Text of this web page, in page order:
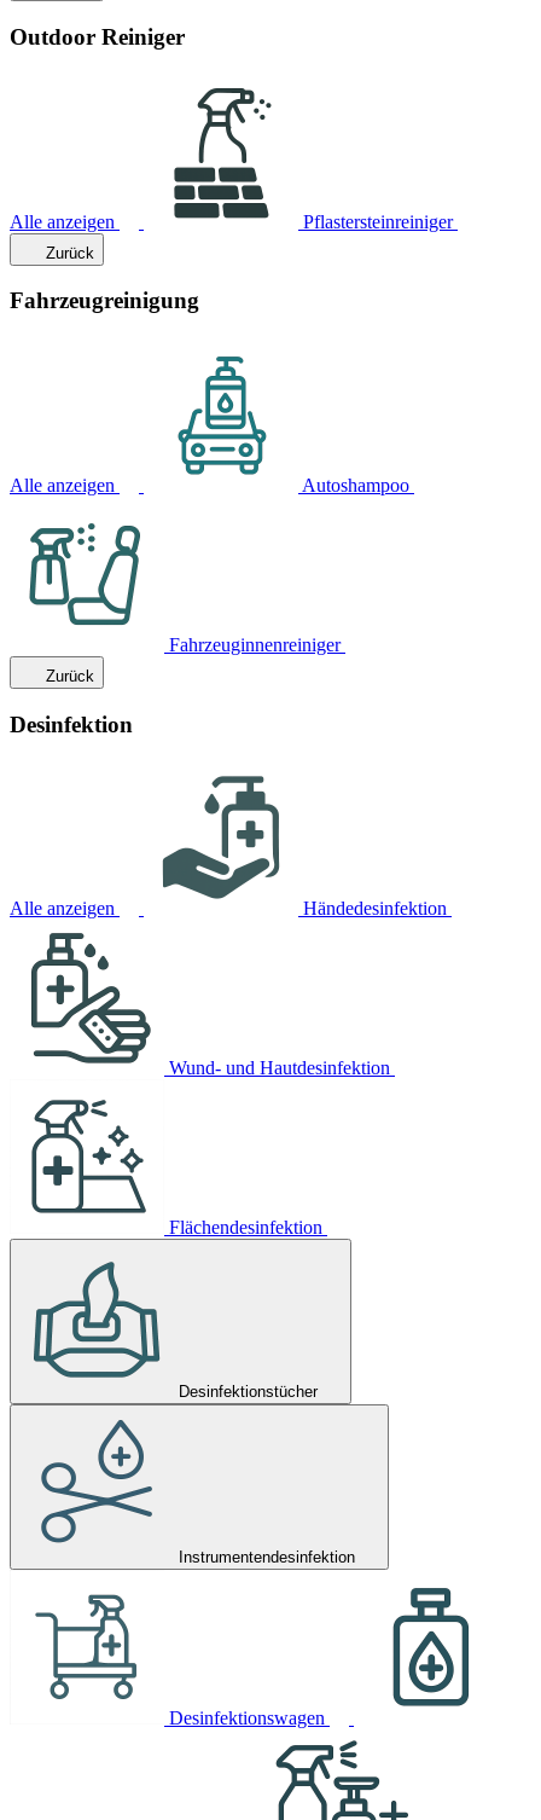
Outdoor Reiniger
Alle anzeigen Pflastersteinreiniger
Zurück
Fahrzeugreinigung
Alle anzeigen Autoshampoo
Fahrzeuginnenreiniger
Zurück
Desinfektion
Alle anzeigen Händedesinfektion
Wund- und Hautdesinfektion
Flächendesinfektion
Desinfektionstücher
Instrumentendesinfektion
Desinfektionswagen